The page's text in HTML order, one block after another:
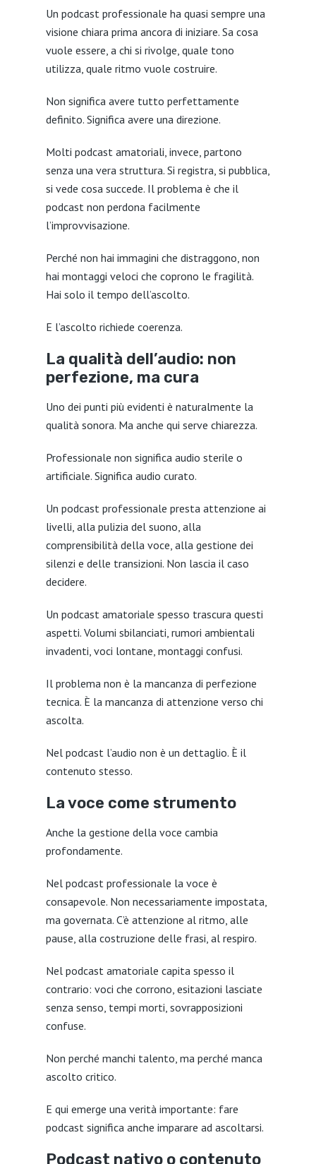
Un podcast professionale ha quasi sempre una
visione chiara prima ancora di iniziare. Sa cosa
vuole essere, a chi si rivolge, quale tono
utilizza, quale ritmo vuole costruire.
Non significa avere tutto perfettamente
definito. Significa avere una direzione.
Molti podcast amatoriali, invece, partono
senza una vera struttura. Si registra, si pubblica,
si vede cosa succede. Il problema è che il
podcast non perdona facilmente
l’improvvisazione.
Perché non hai immagini che distraggono, non
hai montaggi veloci che coprono le fragilità.
Hai solo il tempo dell’ascolto.
E l’ascolto richiede coerenza.
La qualità dell’audio: non
perfezione, ma cura
Uno dei punti più evidenti è naturalmente la
qualità sonora. Ma anche qui serve chiarezza.
Professionale non significa audio sterile o
artificiale. Significa audio curato.
Un podcast professionale presta attenzione ai
livelli, alla pulizia del suono, alla
comprensibilità della voce, alla gestione dei
silenzi e delle transizioni. Non lascia il caso
decidere.
Un podcast amatoriale spesso trascura questi
aspetti. Volumi sbilanciati, rumori ambientali
invadenti, voci lontane, montaggi confusi.
Il problema non è la mancanza di perfezione
tecnica. È la mancanza di attenzione verso chi
ascolta.
Nel podcast l’audio non è un dettaglio. È il
contenuto stesso.
La voce come strumento
Anche la gestione della voce cambia
profondamente.
Nel podcast professionale la voce è
consapevole. Non necessariamente impostata,
ma governata. C’è attenzione al ritmo, alle
pause, alla costruzione delle frasi, al respiro.
Nel podcast amatoriale capita spesso il
contrario: voci che corrono, esitazioni lasciate
senza senso, tempi morti, sovrapposizioni
confuse.
Non perché manchi talento, ma perché manca
ascolto critico.
E qui emerge una verità importante: fare
podcast significa anche imparare ad ascoltarsi.
Podcast nativo o contenuto